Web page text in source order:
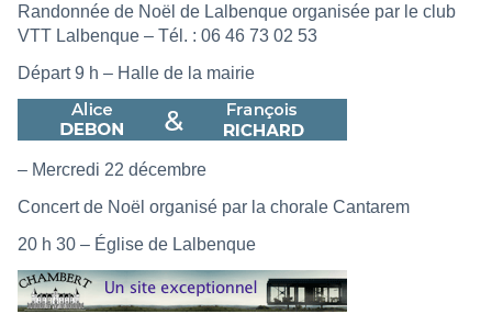
Randonnée de Noël de Lalbenque organisée par le club
VTT Lalbenque – Tél. : 06 46 73 02 53
Départ 9 h – Halle de la mairie
– Mercredi 22 décembre
Concert de Noël organisé par la chorale Cantarem
20 h 30 – Église de Lalbenque